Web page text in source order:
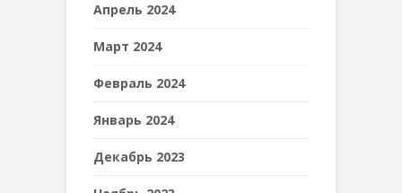
Апрель 2024
Март 2024
Февраль 2024
Январь 2024
Декабрь 2023